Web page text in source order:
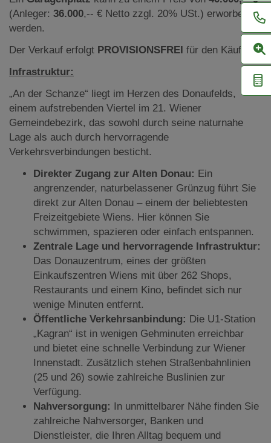
(Anleger: 36.000,-- € Netto zzgl. 20% USt.) erworben
werden.
Der Verkauf erfolgt PROVISIONSFREI für den Käufer.
Infrastruktur:
„An der Schanze“ liegt im Herzen des Donaufelds,
einem aufstrebenden Viertel im 21. Wiener
Gemeindebezirk, das sowohl durch seine naturnahe
Lage als auch durch hervorragende
Verkehrsverbindungen besticht.
Direkter Zugang zur Alten Donau: Ein
angrenzender, naturbelassener Grünzug führt Sie
direkt zur Alten Donau – einem der beliebtesten
Freizeitgebiete Wiens. Hier können Sie
schwimmen, spazieren oder einfach entspannen.
Zentrale Lage und hervorragende Infrastruktur:
Das Donauzentrum, eines der größten
Einkaufszentren Wiens mit über 262 Shops,
Restaurants und einem Kino, befindet sich nur
wenige Minuten entfernt.
Öffentliche Verkehrsanbindung: Die U1-Station
„Kagran“ ist in wenigen Gehminuten erreichbar
und bietet eine schnelle Verbindung zur Wiener
Innenstadt. Zusätzlich stehen Straßenbahnlinien
(25 und 26) sowie zahlreiche Buslinien zur
Verfügung.
Nahversorgung: In unmittelbarer Nähe finden Sie
zahlreiche Nahversorger, Banken und
Dienstleister, die Ihren Alltag bequem und